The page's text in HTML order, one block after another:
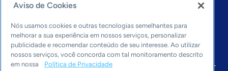
Economia & Política
Inovação & Tecnologia
Cultura empreendedora
Dados
Arquivo
Aviso de Cookies
Nós usamos cookies e outras tecnologias semelhantes para
melhorar a sua experiência em nossos serviços, personalizar
publicidade e recomendar conteúdo de seu interesse. Ao utilizar
nossos serviços, você concorda com tal monitoramento descrito
em nossa
Política de Privacidade